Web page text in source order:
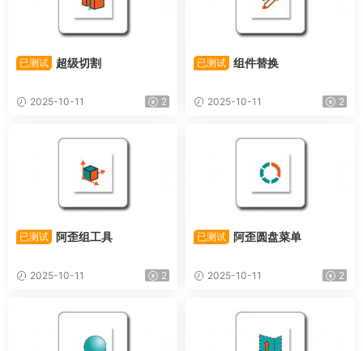
已测试 超级切割
2025-10-11 2
已测试 组件替换
2025-10-11 2
已测试 阿歪组工具
2025-10-11 2
已测试 阿歪圆盘菜单
2025-10-11 2